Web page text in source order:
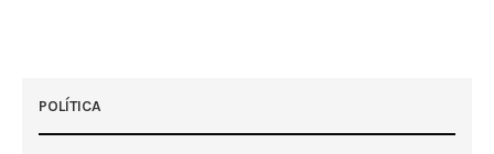
POLÍTICA